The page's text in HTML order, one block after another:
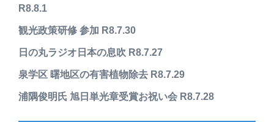
R8.8.1
観光政策研修 参加 R8.7.30
日の丸ラジオ日本の息吹 R8.7.27
泉学区 曙地区の有害植物除去 R8.7.29
浦隅俊明氏 旭日単光章受賞お祝い会 R8.7.28